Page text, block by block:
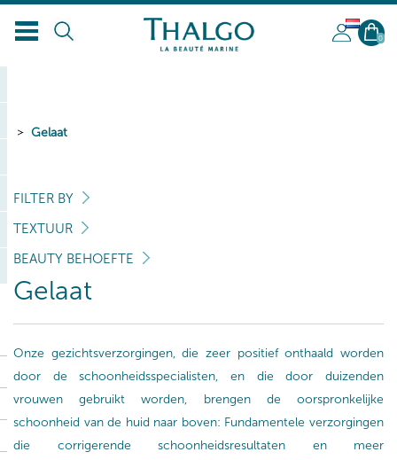
NL
0
Gelaat
FILTER BY
TEXTUUR
BEAUTY BEHOEFTE
Gelaat
Onze gezichtsverzorgingen, die zeer positief onthaald worden
door de schoonheidsspecialisten, en die door duizenden
vrouwen gebruikt worden, brengen de oorspronkelijke
schoonheid van de huid naar boven: Fundamentele verzorgingen
die corrigerende schoonheidsresultaten en meer